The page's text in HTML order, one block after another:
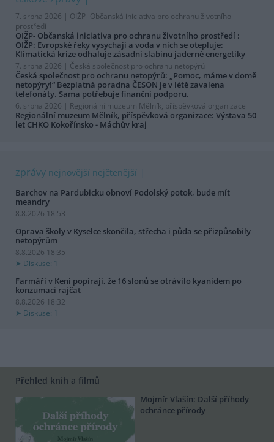
7. srpna 2026 | OIŽP- Občanská iniciativa pro ochranu životního
prostředí
OIŽP- Občanská iniciativa pro ochranu životního prostředí :
OIŽP: Evropské řeky vysychají a voda v nich se otepluje:
Klimatická krize odhaluje zásadní slabinu jaderné energetiky
7. srpna 2026 | Česká společnost pro ochranu netopýrů
Česká společnost pro ochranu netopýrů: „Pomoc, máme v domě
netopýry!“ Bezplatná poradna ČESON je v létě zavalena
telefonáty. Sama potřebuje finanční podporu.
6. srpna 2026 | Regionální muzeum Mělník, příspěvková organizace
Regionální muzeum Mělník, příspěvková organizace: Výstava 50
let CHKO Kokořínsko - Máchův kraj
zprávy nejnovější nejčtenější
Barchov na Pardubicku obnoví Podolský potok, bude mít
meandry
8.8.2026 18:53
Oprava školy v Kyselce skončila, střecha i půda se přizpůsobily
netopýrům
8.8.2026 18:35
Diskuse: 1
Farmáři v Keni popírají, že 16 slonů se otrávilo kyanidem po
konzumaci rajčat
8.8.2026 18:32
Diskuse: 1
Přehled knih a filmů
Mojmír Vlašín: Další příhody
ochránce přírody